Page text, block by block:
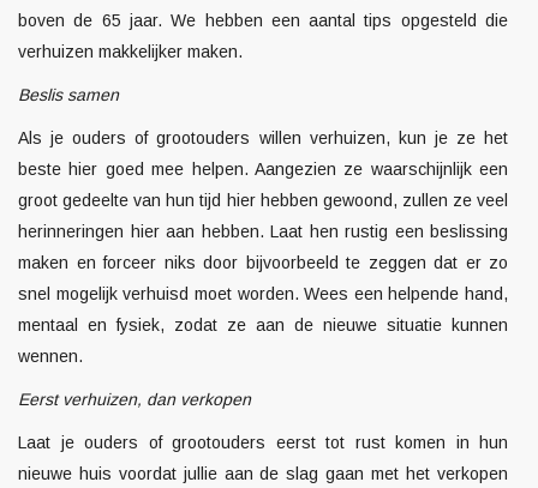
boven de 65 jaar. We hebben een aantal tips opgesteld die
verhuizen makkelijker maken.
Beslis samen
Als je ouders of grootouders willen verhuizen, kun je ze het
beste hier goed mee helpen. Aangezien ze waarschijnlijk een
groot gedeelte van hun tijd hier hebben gewoond, zullen ze veel
herinneringen hier aan hebben. Laat hen rustig een beslissing
maken en forceer niks door bijvoorbeeld te zeggen dat er zo
snel mogelijk verhuisd moet worden. Wees een helpende hand,
mentaal en fysiek, zodat ze aan de nieuwe situatie kunnen
wennen.
Eerst verhuizen, dan verkopen
Laat je ouders of grootouders eerst tot rust komen in hun
nieuwe huis voordat jullie aan de slag gaan met het verkopen